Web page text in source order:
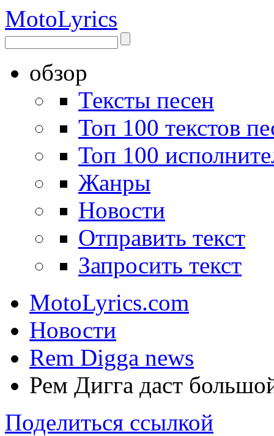
MotoLyrics
обзор
Тексты песен
Топ 100 текстов
Топ 100
Жанры
Новости
Отправить текст
Запросить текст
MotoLyrics.com
Новости
Rem Digga news
Рем Дигга даст
Поделиться ссылкой